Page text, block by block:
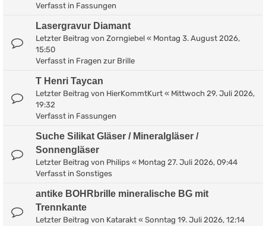
Verfasst in Fassungen
Lasergravur Diamant
Letzter Beitrag von Zorngiebel « Montag 3. August 2026,
15:50
Verfasst in Fragen zur Brille
T Henri Taycan
Letzter Beitrag von HierKommtKurt « Mittwoch 29. Juli 2026,
19:32
Verfasst in Fassungen
Suche Silikat Gläser / Mineralgläser /
Sonnengläser
Letzter Beitrag von Philips « Montag 27. Juli 2026, 09:44
Verfasst in Sonstiges
antike BOHRbrille mineralische BG mit
Trennkante
Letzter Beitrag von Katarakt « Sonntag 19. Juli 2026, 12:14